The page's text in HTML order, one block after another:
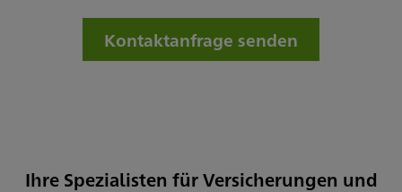
Sowie nach Vereinbarung
Kontaktanfrage senden
Ihre Spezialisten für Versicherungen und